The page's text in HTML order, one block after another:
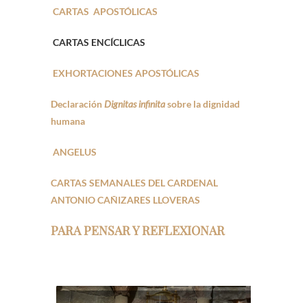
CARTAS APOSTÓLICAS
CARTAS ENCÍCLICAS
EXHORTACIONES APOSTÓLICAS
DeclaraciónDignitas infinitasobre la dignidad
humana
ANGELUS
CARTAS SEMANALES DEL CARDENAL
ANTONIO CAÑIZARES LLOVERAS
PARA PENSAR Y REFLEXIONAR